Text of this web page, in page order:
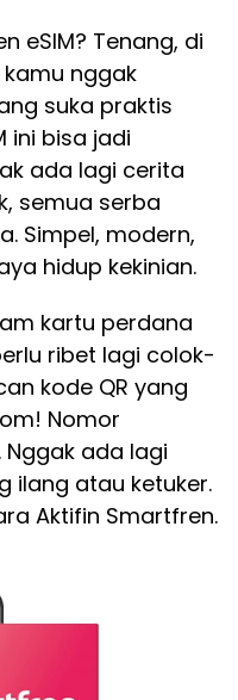
eSIM? Tenang, di
nggak
suka praktis
ini bisa jadi
ada lagi cerita
semua serba
Simpel, modern,
hidup kekinian.
kartu perdana
ribet lagi colok-
kode QR yang
Nomor
Nggak ada lagi
ilang atau ketuker.
Aktifin Smartfren.